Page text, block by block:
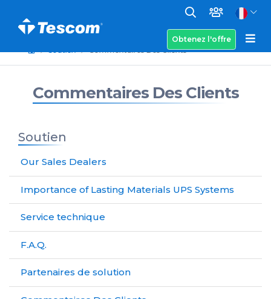
Obtenez l'offre
Soutien
Commentaires Des Clients
Commentaires Des Clients
Soutien
Our Sales Dealers
Importance of Lasting Materials UPS Systems
Service technique
F.A.Q.
Partenaires de solution